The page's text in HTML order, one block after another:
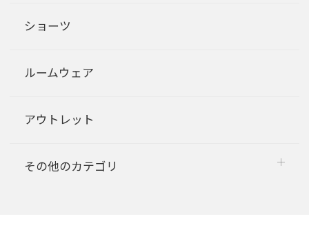
ショーツ
ルームウェア
アウトレット
その他のカテゴリ